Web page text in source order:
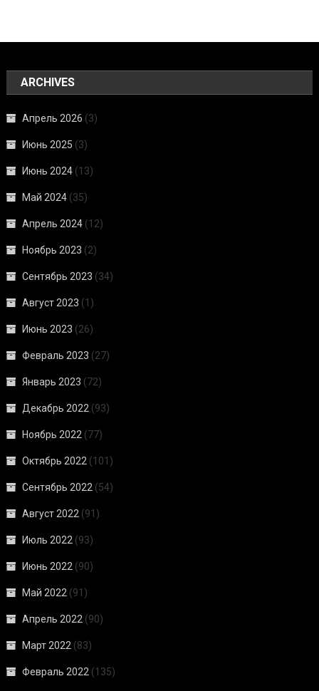
ARCHIVES
Апрель 2026 (3)
Июнь 2025 (3)
Июнь 2024 (13)
Май 2024 (35)
Апрель 2024 (12)
Ноябрь 2023 (2)
Сентябрь 2023 (34)
Август 2023 (1)
Июнь 2023 (26)
Февраль 2023 (27)
Январь 2023 (72)
Декабрь 2022 (93)
Ноябрь 2022 (77)
Октябрь 2022 (101)
Сентябрь 2022 (54)
Август 2022 (91)
Июль 2022 (93)
Июнь 2022 (90)
Май 2022 (91)
Апрель 2022 (90)
Март 2022 (83)
Февраль 2022 (135)